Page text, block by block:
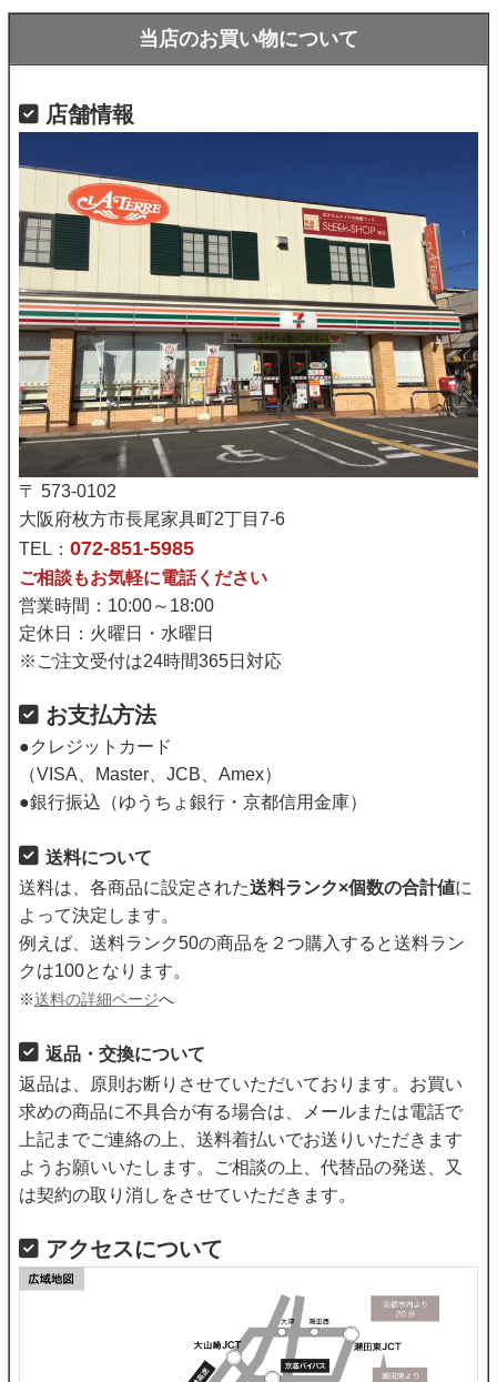
当店のお買い物について
店舗情報
〒 573-0102
大阪府枚方市長尾家具町2丁目7-6
TEL： 072-851-5985
ご相談もお気軽に電話ください
営業時間：10:00～18:00
定休日：火曜日・水曜日
※ご注文受付は24時間365日対応
お支払方法
●クレジットカード
（VISA、Master、JCB、Amex）
●銀行振込（ゆうちょ銀行・京都信用金庫）
送料について
送料は、各商品に設定された送料ランク×個数の合計値に
よって決定します。
例えば、送料ランク50の商品を２つ購入すると送料ラン
クは100となります。
※送料の詳細ページへ
返品・交換について
返品は、原則お断りさせていただいております。お買い
求めの商品に不具合が有る場合は、メールまたは電話で
上記までご連絡の上、送料着払いでお送りいただきます
ようお願いいたします。ご相談の上、代替品の発送、又
は契約の取り消しをさせていただきます。
アクセスについて